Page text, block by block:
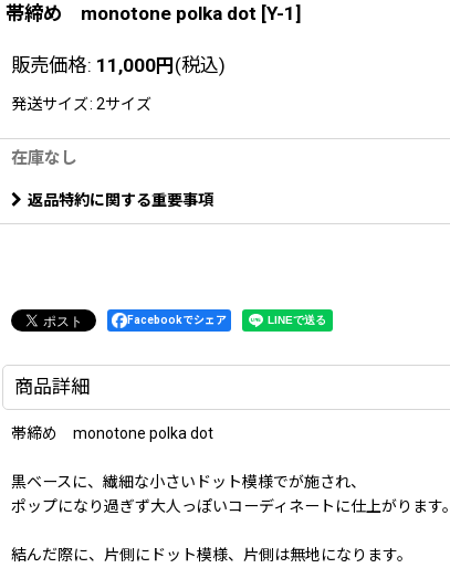
帯締め monotone polka dot [Y-1]
販売価格: 11,000円(税込)
発送サイズ: 2サイズ
在庫なし
返品特約に関する重要事項
Facebookでシェア
商品詳細
帯締め monotone polka dot
黒ベースに、繊細な小さいドット模様でが施され、
ポップになり過ぎず大人っぽいコーディネートに仕上がります。
結んだ際に、片側にドット模様、片側は無地になります。